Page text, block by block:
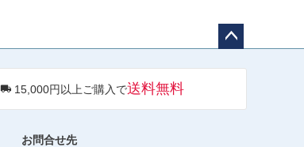
へ
15,000円以上ご購入で送料無料
お問合せ先